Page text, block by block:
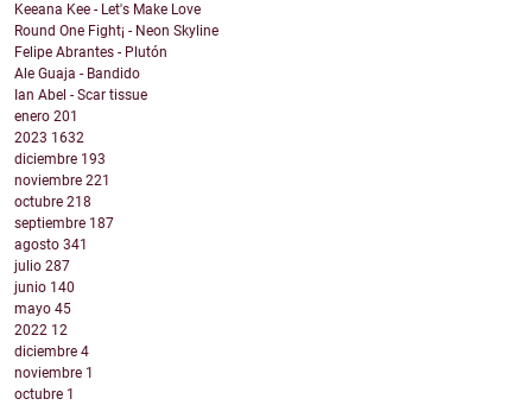
Keeana Kee - Let's Make Love
Round One Fight¡ - Neon Skyline
Felipe Abrantes - Plutón
Ale Guaja - Bandido
Ian Abel - Scar tissue
enero 201
2023 1632
diciembre 193
noviembre 221
octubre 218
septiembre 187
agosto 341
julio 287
junio 140
mayo 45
2022 12
diciembre 4
noviembre 1
octubre 1